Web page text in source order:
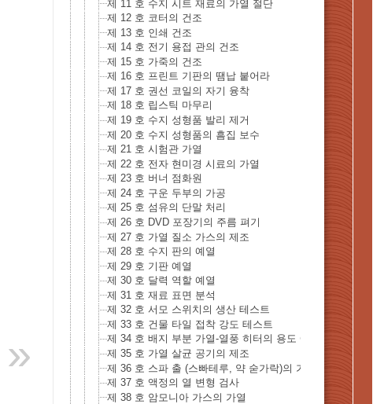
제 11 호 수지 시트 재료의 가열 절단
제 12 호 코터의 건조
제 13 호 인쇄 건조
제 14 호 전기 용접 관의 건조
제 15 호 가죽의 건조
제 16 호 프린트 기판의 땜납 붙어라
제 17 호 권선 코일의 자기 융착
제 18 호 립스틱 마무리
제 19 호 수지 성형품 발리 제거
제 20 호 수지 성형품의 흠집 보수
제 21 호 시험관 가열
제 22 호 전자 현미경 시료의 가열
제 23 호 버너 점화원
제 24 호 구운 두부의 가공
제 25 호 섬유의 단말 처리
제 26 호 DVD 포장기의 주름 펴기
제 27 호 가열 질소 가스의 제조
제 28 호 수지 판의 예열
제 29 호 기판 예열
제 30 호 달력 역할 예열
제 31 호 재료 표면 분석
제 32 호 서모 스위치의 생산 테스트
제 33 호 건물 타일 접착 강도 테스트
제 34 호 배지 부분 가열-열풍 히터의 용도 예
제 35 호 가열 살균 공기의 제조
제 36 호 스파 출 (스빠테루, 약 숟가락)의 가열 살균
제 37 호 액정의 열 변형 검사
제 38 호 암모니아 가스의 가열